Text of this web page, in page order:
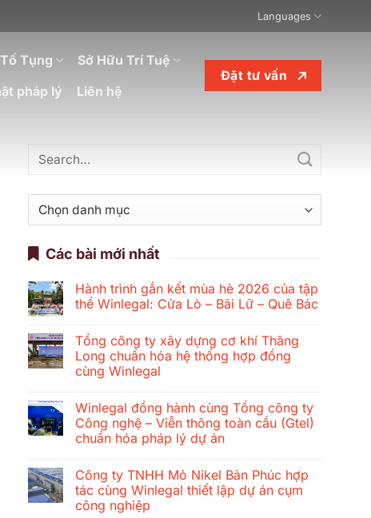
Languages
Tụng
Sở Hữu Trí Tuệ
pháp lý Liên hệ
Đặt tư vấn
Danh
mục
Các bài mới nhất
Hành trình gắn kết mùa hè 2026 của tập
thể Winlegal: Cửa Lò – Bãi Lữ – Quê Bác
bình
luận
ở
Hành
kết
mùa
hè
2026
của
Winlegal:
Cửa
Lò
–
Tổng công ty xây dựng cơ khí Thăng
Long chuẩn hóa hệ thống hợp đồng
cùng Winlegal
bình
luận
ở
Tổng
xây
dựng
cơ
khí
Thăng
Winlegal đồng hành cùng Tổng công ty
Công nghệ – Viễn thông toàn cầu (Gtel)
chuẩn hóa pháp lý dự án
bình
luận
ở
Winlegal
Công ty TNHH Mỏ Nikel Bản Phúc hợp
tác cùng Winlegal thiết lập dự án cụm
công nghiệp